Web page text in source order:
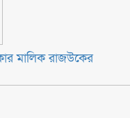
মালিক রাজউকের